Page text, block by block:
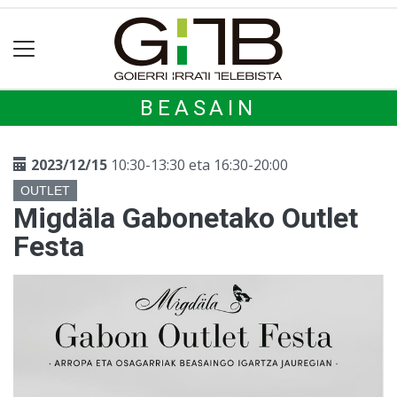
BEASAIN
2023/12/15 10:30-13:30 eta 16:30-20:00
OUTLET
Migdäla Gabonetako Outlet
Festa